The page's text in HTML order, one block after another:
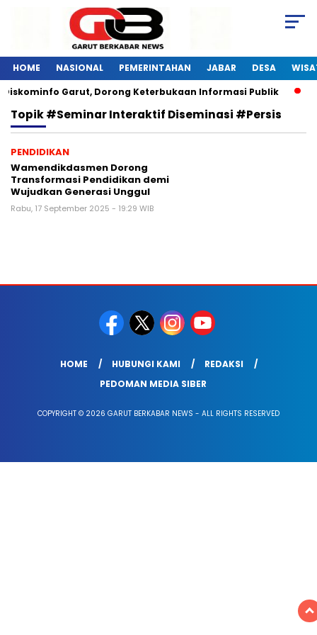
HOME NASIONAL PEMERINTAHAN JABAR DESA
Garut, Dorong Keterbukaan Informasi Publik
Topik#Seminar Interaktif Diseminasi #Persis
PENDIDIKAN
Wamendikdasmen Dorong
Transformasi Pendidikan demi
Wujudkan Generasi Unggul
Rabu, 17 September 2025 - 19:29 WIB
HOME HUBUNGI KAMI
REDAKSI
PEDOMAN MEDIA SIBER
COPYRIGHT © 2026 GARUT BERKABAR NEWS - ALL RIGHTS RESERVED